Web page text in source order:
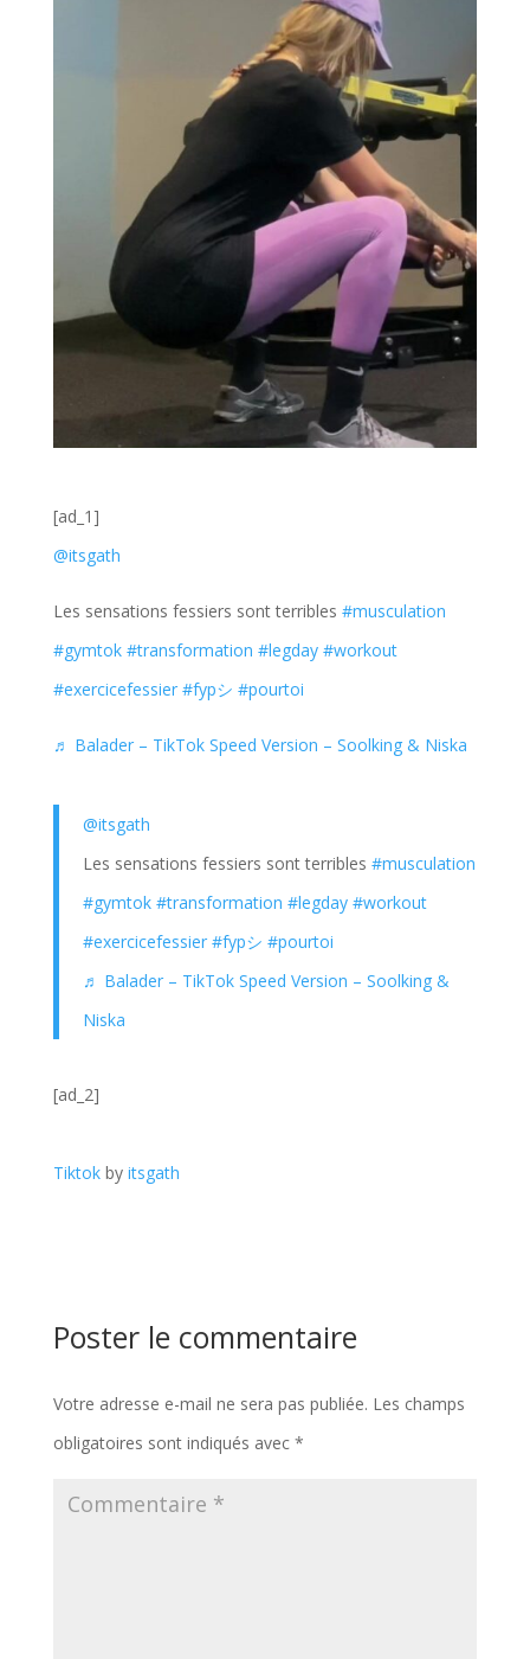
[ad_1]
@itsgath
Les sensations fessiers sont terribles #musculation
#gymtok #transformation #legday #workout
#exercicefessier #fypシ #pourtoi
♬ Balader – TikTok Speed Version – Soolking & Niska
@itsgath
Les sensations fessiers sont terribles #musculation
#gymtok #transformation #legday #workout
#exercicefessier #fypシ #pourtoi
♬ Balader – TikTok Speed Version – Soolking &
Niska
[ad_2]
Tiktok by itsgath
Poster le commentaire
Votre adresse e-mail ne sera pas publiée. Les champs
obligatoires sont indiqués avec *